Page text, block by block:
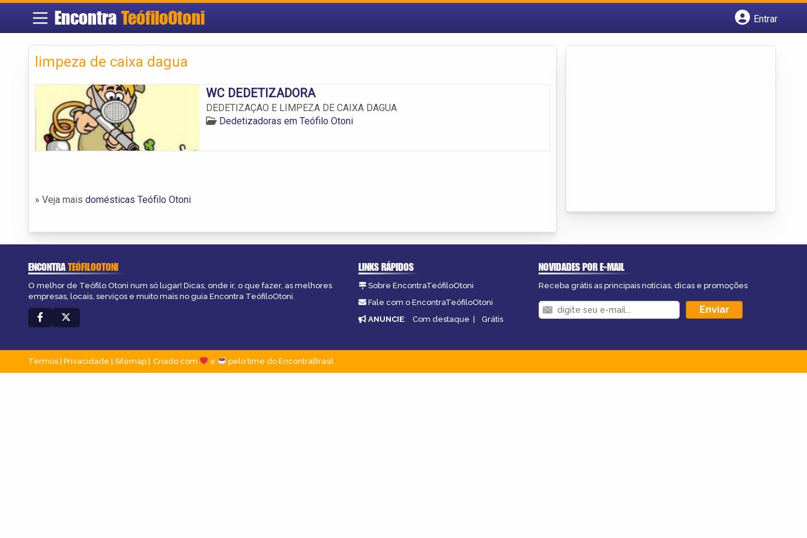
Encontra TeófiloOtoni
Entrar
limpeza de caixa dagua
WC DEDETIZADORA
DEDETIZAÇAO E LIMPEZA DE CAIXA DAGUA
Dedetizadoras em Teófilo Otoni
» Veja mais domésticas Teófilo Otoni
ENCONTRATEÓFILOOTONI
O melhor de Teófilo Otoni num só lugar! Dicas, onde ir, o que fazer, as melhores
empresas, locais, serviços e muito mais no guia Encontra TeófiloOtoni.
LINKS RÁPIDOS
Sobre EncontraTeófiloOtoni
Fale com o EncontraTeófiloOtoni
ANUNCIE: Com destaque | Grátis
NOVIDADES POR E-MAIL
Receba grátis as principais notícias, dicas e promoções
Termos Privacidade Sitemap Criado com e pelo time do EncontraBrasil